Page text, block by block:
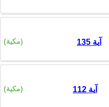
(مكية) 135 آية
(مكية) 112 آية